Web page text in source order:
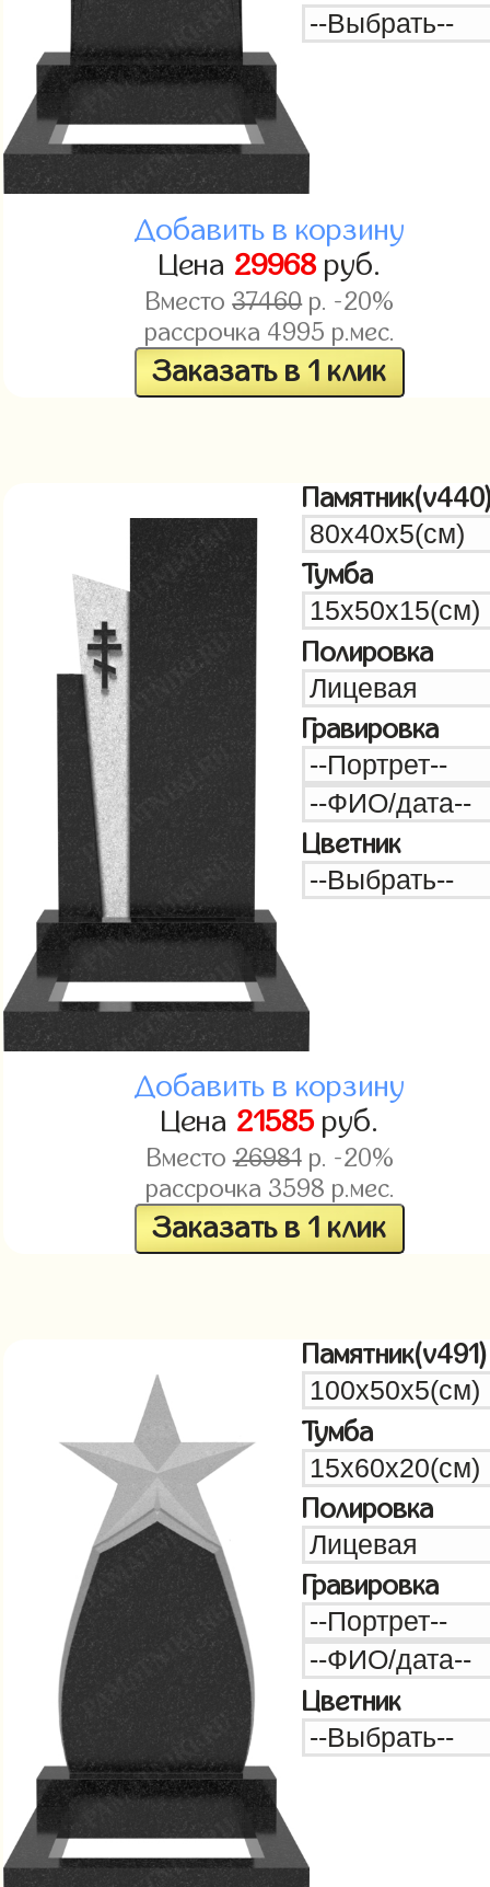
Добавить в корзину
Цена 29968 руб.
Вместо37460р. -20%
рассрочка 4995 р.мес.
Заказать в 1 клик
Тумба
Полировка
Гравировка
Цветник
Добавить в корзину
Цена 21585руб.
Вместо26981р. -20%
рассрочка 3598 р.мес.
Заказать в 1 клик
Памятник(v491)
Тумба
Полировка
Гравировка
Цветник